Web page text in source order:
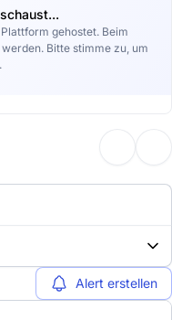
gehostet. Beim
Bitte stimme zu, um
Alert erstellen